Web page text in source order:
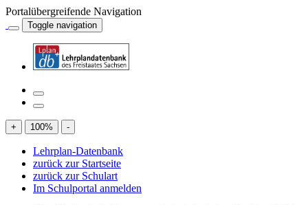
Portalübergreifende Navigation
Toggle navigation
+ 100% -
Lehrplan-Datenbank
zurück zur Startseite
zurück zur Schulart
Im Schulportal anmelden